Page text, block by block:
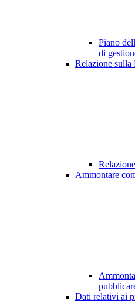
Piano
di
Relazione sulla
Ammontare
Dati relativi ai